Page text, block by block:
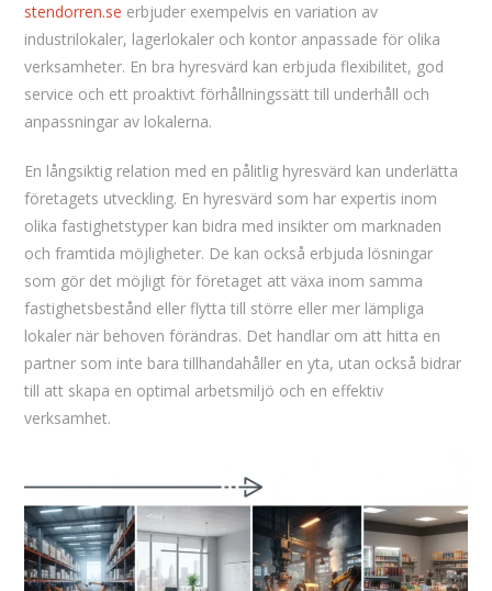
stendorren.se erbjuder exempelvis en variation av
industrilokaler, lagerlokaler och kontor anpassade för olika
verksamheter. En bra hyresvärd kan erbjuda flexibilitet, god
service och ett proaktivt förhållningssätt till underhåll och
anpassningar av lokalerna.
En långsiktig relation med en pålitlig hyresvärd kan underlätta
företagets utveckling. En hyresvärd som har expertis inom
olika fastighetstyper kan bidra med insikter om marknaden
och framtida möjligheter. De kan också erbjuda lösningar
som gör det möjligt för företaget att växa inom samma
fastighetsbestånd eller flytta till större eller mer lämpliga
lokaler när behoven förändras. Det handlar om att hitta en
partner som inte bara tillhandahåller en yta, utan också bidrar
till att skapa en optimal arbetsmiljö och en effektiv
verksamhet.